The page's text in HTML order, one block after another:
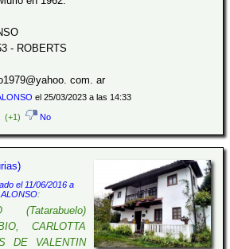
- ROBERTS
com. ar
el 25/03/2023 a las 14:33
(+1) No
el 11/06/2016 a
:
(Tatarabuelo)
CARLOTTA
DE VALENTIN